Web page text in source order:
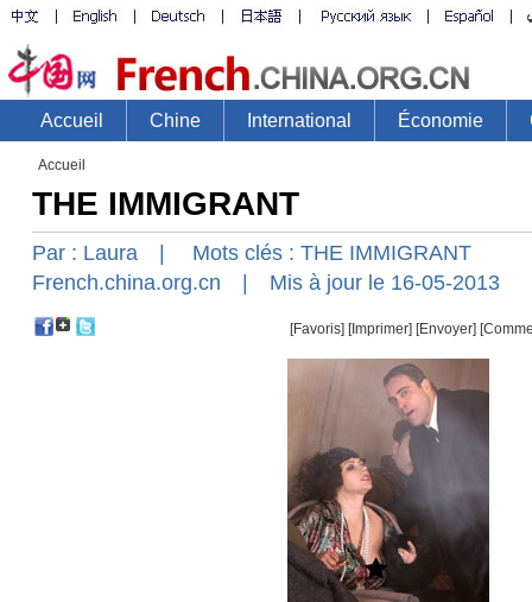
Accueil
THE IMMIGRANT
Par : Laura | Mots clés : THE IMMIGRANT
French.china.org.cn | Mis à jour le 16-05-2013
[Favoris] [Imprimer] [Envoyer]